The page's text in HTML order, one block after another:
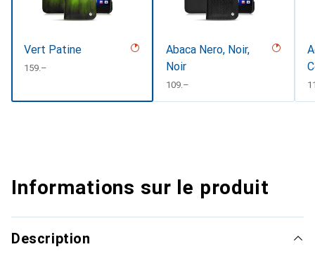
Vert Patine
CHF
159.–
Abaca Nero, Noir,
Noir
CHF
109.–
Informations sur le produit
Description